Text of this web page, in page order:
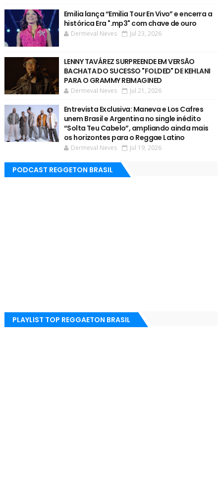
Emilia lança “Emilia Tour En Vivo” e encerra a
histórica Era ".mp3" com chave de ouro
Dermeval Neves Jul 23, 2026
LENNY TAVÁREZ SURPREENDE EM VERSÃO
BACHATA DO SUCESSO "FOLDED" DE KEHLANI
PARA O GRAMMY REIMAGINED
Dermeval Neves Jul 21, 2026
Entrevista Exclusiva: Maneva e Los Cafres
unem Brasil e Argentina no single inédito
“Solta Teu Cabelo”, ampliando ainda mais
os horizontes para o Reggae Latino
Dermeval Neves Jul 19, 2026
PODCAST REGGETON BRASIL
PLAYLIST TOP REGGAETON BRASIL